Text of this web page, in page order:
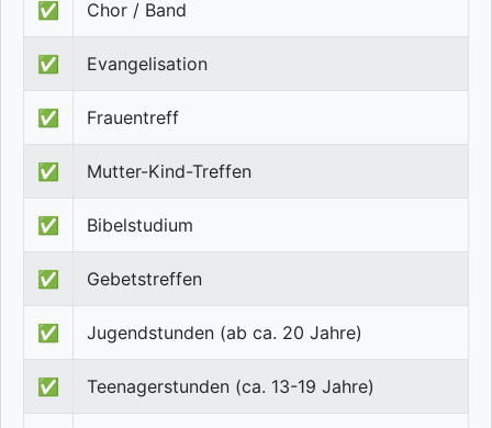
✅ Chor / Band
✅ Evangelisation
✅ Frauentreff
✅ Mutter-Kind-Treffen
✅ Bibelstudium
✅ Gebetstreffen
✅ Jugendstunden (ab ca. 20 Jahre)
✅ Teenagerstunden (ca. 13-19 Jahre)